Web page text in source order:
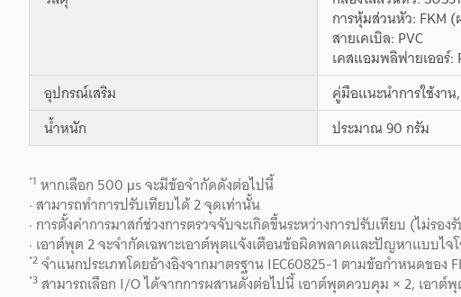
การหุ้มส่วนหัว: FKM (
สายเคเบิล: PVC
เคสแอมพลิฟายเออร์:
อุปกรณ์เสริม
คู่มือแนะนำการใช้งาน
น้ำหนัก
ประมาณ 90 กรัม
*1 หากเลือก 500 μs จะมีข้อจำกัดดังต่อไปนี้
· สามารถทำการปรับเทียบได้ 2 จุดเท่านั้น
· การตั้งค่าการมาสก์ช่วงการตรวจจับจะเกิดขึ้นระหว่างการปรับเทียบ (ไม่รอ
· เอาต์พุต 2 จะจำกัดเฉพาะเอาต์พุตแจ้งเตือนข้อผิดพลาดและปัญหาแบบไจ
*2จำแนกประเภทโดยอ้างอิงจากมาตรฐาน IEC60825-1 ตามข้อกำหนดของ
*3สามารถเลือก I/O ได้จากการผสานดังต่อไปนี้ เอาต์พุตควบคุม × 2, เอา